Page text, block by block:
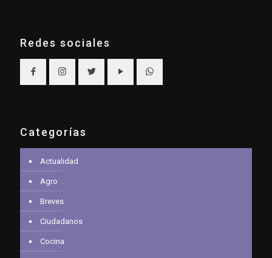
Redes sociales
Categorías
Actualidad
Agro
Breves
Ciudadanos
Cocina